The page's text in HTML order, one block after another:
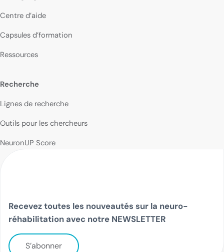
Centre d’aide
Capsules d’formation
Ressources
Recherche
Lignes de recherche
Outils pour les chercheurs
NeuronUP Score
Recevez toutes les nouveautés sur la neuro-
réhabilitation avec notre NEWSLETTER
S’abonner